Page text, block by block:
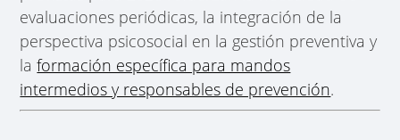
evaluaciones periódicas, la integración de la
perspectiva psicosocial en la gestión preventiva y
laformación específica para mandos
intermedios y responsables de prevención.